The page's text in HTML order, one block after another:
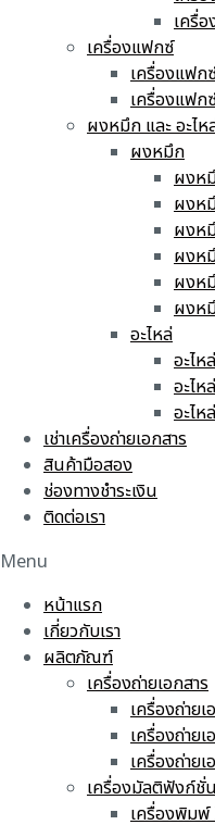
เครื่
เครื่องแฟกซ์
เครื่องแฟ
เครื่องแฟก
ผงหมึก และ อะไห
ผงหมึก
ผงห
ผงห
ผงห
ผงห
ผงห
ผงห
อะไหล่
อะไ
อะไ
อะไ
เช่าเครื่องถ่ายเอกสาร
สินค้ามือสอง
ช่องทางชำระเงิน
ติดต่อเรา
Menu
หน้าแรก
เกี่ยวกับเรา
ผลิตภัณฑ์
เครื่องถ่ายเอกสาร
เครื่องถ่าย
เครื่องถ่าย
เครื่องถ่าย
เครื่องมัลติฟังก์ชั่
เครื่องพิม